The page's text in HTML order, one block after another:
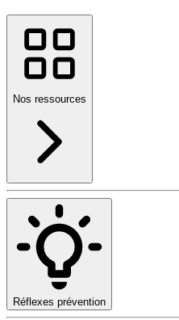
Nos ressources
Réflexes prévention